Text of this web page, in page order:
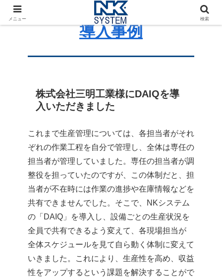
導入事例
株式会社三明工業様にDAIQを導
入いただきました
これまで生産管理については、各担当者がそれ
ぞれの作業工程を自分で管理し、全体は専任の
担当者が管理していました。専任の担当者が調
整役を担っていたのですが、この体制だと、担
当者が不在時には作業の進捗や在庫情報などを
共有できませんでした。そこで、NKシステム
の「DAIQ」を導入し、設備ごとの生産状況を
全員で共有できるよう変えて、各現場担当が
全体スケジュールを見て自ら動く体制に変えて
いきました。これにより、生産性を高め、収益
性をアップするという課題を解決することがで
メニュー 検索